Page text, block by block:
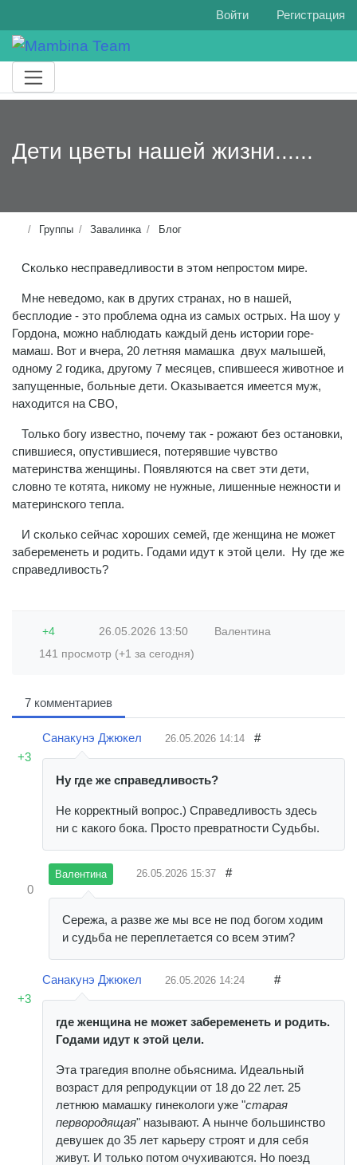
Войти Регистрация
Дети цветы нашей жизни......
Группы Завалинка Блог
Сколько несправедливости в этом непростом мире.
Мне неведомо, как в других странах, но в нашей,
бесплодие - это проблема одна из самых острых. На шоу у
Гордона, можно наблюдать каждый день истории горе-
мамаш. Вот и вчера, 20 летняя мамашка двух малышей,
одному 2 годика, другому 7 месяцев, спившееся животное и
запущенные, больные дети. Оказывается имеется муж,
находится на СВО,
Только богу известно, почему так - рожают без остановки,
спившиеся, опустившиеся, потерявшие чувство
материнства женщины. Появляются на свет эти дети,
словно те котята, никому не нужные, лишенные нежности и
материнского тепла.
И сколько сейчас хороших семей, где женщина не может
забеременеть и родить. Годами идут к этой цели. Ну где же
справедливость?
+4 26.05.2026 13:50
Валентина
141 просмотр (+1 за сегодня)
7 комментариев
+3
Санакунэ Джюкел 26.05.2026 14:14 #
Ну где же справедливость?
Не корректный вопрос.) Справедливость здесь
ни с какого бока. Просто превратности Судьбы.
0
Валентина 26.05.2026 15:37 #
Сережа, а разве же мы все не под богом ходим
и судьба не переплетается со всем этим?
+3
Санакунэ Джюкел 26.05.2026 14:24 #
где женщина не может забеременеть и родить.
Годами идут к этой цели.
Эта трагедия вполне обьяснима. Идеальный
возраст для репродукции от 18 до 22 лет. 25
летнюю мамашку гинекологи уже "старая
первородящая" называют. А нынче большинство
девушек до 35 лет карьеру строят и для себя
живут. И только потом очухиваются. Но поезд